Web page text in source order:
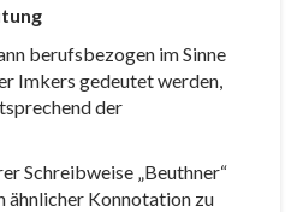
berufsbezogen im Sinne
Imkers gedeutet werden,
der
Schreibweise „Beuthner“
ähnlicher Konnotation zu